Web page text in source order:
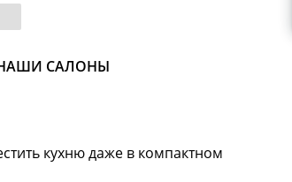
САЛОНЫ
кухню даже в компактном